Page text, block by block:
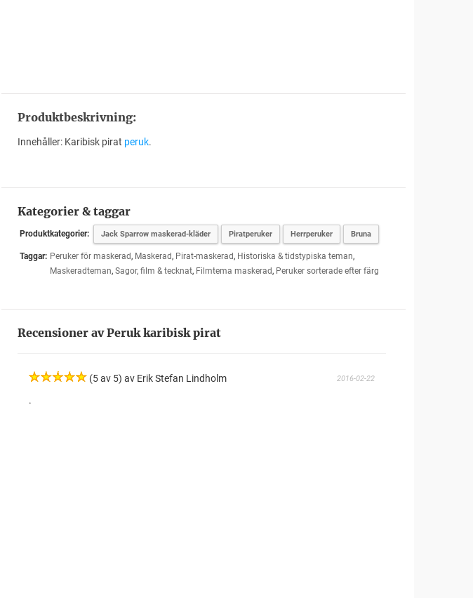
Produktbeskrivning:
Innehåller: Karibisk pirat peruk.
Kategorier & taggar
Produktkategorier: Jack Sparrow maskerad-kläder Piratperuker Herrperuker Bruna
Taggar: Peruker för maskerad, Maskerad, Pirat-maskerad, Historiska & tidstypiska teman,
Maskeradteman, Sagor, film & tecknat, Filmtema maskerad, Peruker sorterade efter färg
Recensioner av Peruk karibisk pirat
(5 av 5) av Erik Stefan Lindholm 2016-02-22
.